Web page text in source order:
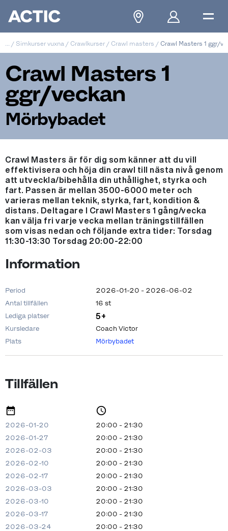
/ Simkurser vuxna / Crawlkurser / Crawl masters / Crawl Masters 1 ggr/
Crawl Masters 1
ggr/veckan
Mörbybadet
Crawl Masters är för dig som känner att du vill
effektivisera och höja din crawl till nästa nivå genom
att utveckla/bibehålla din uthållighet, styrka och
fart. Passen är mellan 3500-6000 meter och
varieras mellan teknik, styrka, fart, kondition &
distans. Deltagare I Crawl Masters 1 gång/vecka
kan välja fri varje vecka mellan träningstillfällen
som visas nedan och följande extra tider: Torsdag
11:30-13:30 Torsdag 20:00-22:00
Information
Period
2026-01-20 - 2026-06-02
Antal tillfällen
16 st
Lediga platser
5+
Kursledare
Coach Victor
Plats
Mörbybadet
Tillfällen
2026-01-20
20:00 - 21:30
2026-01-27
20:00 - 21:30
2026-02-03
20:00 - 21:30
2026-02-10
20:00 - 21:30
2026-02-17
20:00 - 21:30
2026-03-03
20:00 - 21:30
2026-03-10
20:00 - 21:30
2026-03-17
20:00 - 21:30
2026-03-24
20:00 - 21:30